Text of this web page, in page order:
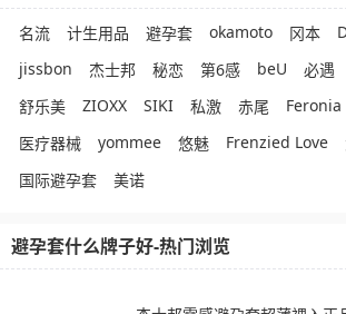
名流 计生用品 避孕套 okamoto 冈本
jissbon
杰士邦 秘恋 第6感 beU 必遇
舒乐美
ZIOXX SIKI 私激 赤尾 Feronia
医疗器械
yommee 悠魅 Frenzied Love
国际避孕套
美诺
避孕套什么牌子好-热门浏览